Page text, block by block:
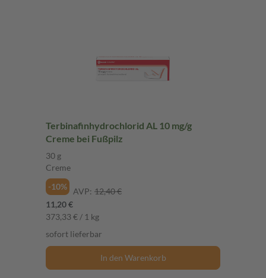
Terbinafinhydrochlorid AL 10 mg/g
Creme bei Fußpilz
30 g
Creme
-10%
AVP: 12,40 €
11,20 €
373,33 € / 1 kg
sofort lieferbar
In den Warenkorb